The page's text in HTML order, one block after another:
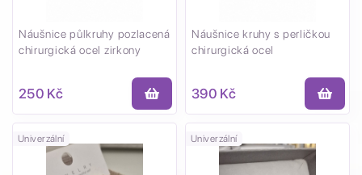
Náušnice půlkruhy pozlacená
chirurgická ocel zirkony
250 Kč
Náušnice kruhy s perličkou
chirurgická ocel
390 Kč
Univerzální Univerzální